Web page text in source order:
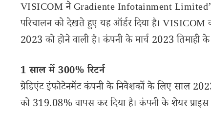
VISICOM ने Gradiente Infotainment Limited’
परिचालन को देखते हुए यह ऑर्डर दिया है।
2023 को होने वाली है। कंपनी के मार्च 2023 तिमाही के
1 साल में 300% रिटर्न
ग्रेडिएंट इंफोटेनमेंट कंपनी के निवेशकों के लिए साल
को 319.08% वापस कर दिया है। कंपनी के शेयर